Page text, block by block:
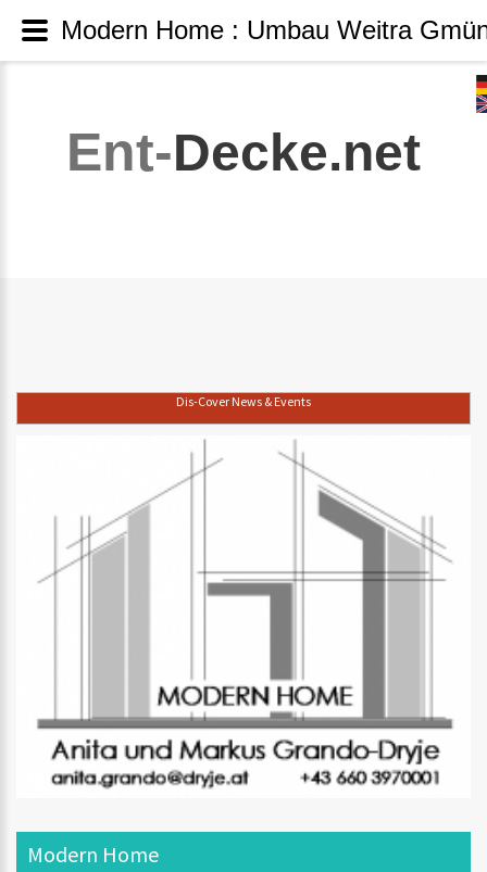
Ent-Decke.net
Dis-Cover News & Events
Modern Home
Modern Home : Umbau Weitra